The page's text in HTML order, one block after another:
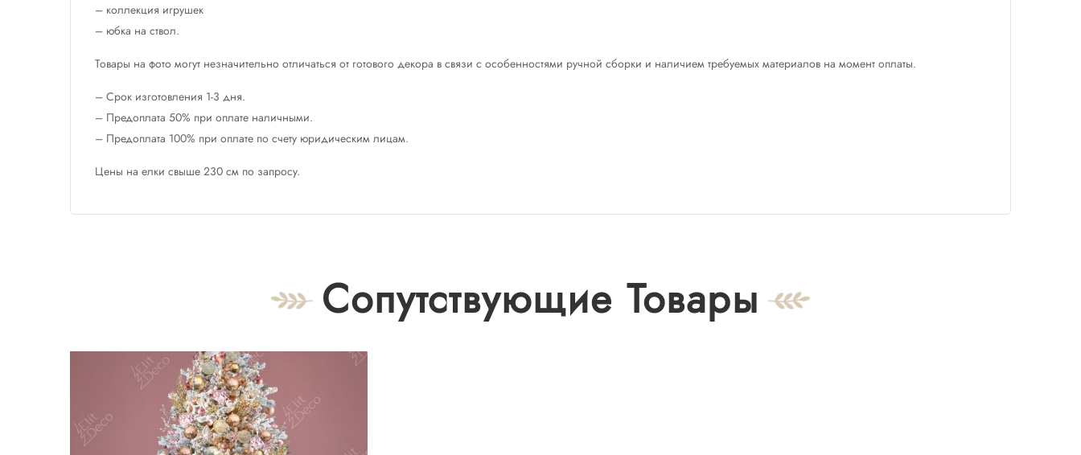
– коллекция игрушек
– юбка на ствол.
Товары на фото могут незначительно отличаться от готового декора в связи с особенностями ручной сборки и наличием требуемых материалов на момент оплаты.
– Срок изготовления 1-3 дня.
– Предоплата 50% при оплате наличными.
– Предоплата 100% при оплате по счету юридическим лицам.
Цены на елки свыше 230 см по запросу.
Сопутствующие Товары